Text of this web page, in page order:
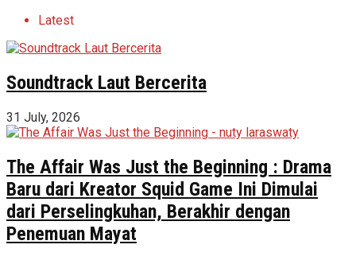
Latest
Soundtrack Laut Bercerita
31 July, 2026
The Affair Was Just the Beginning : Drama
Baru dari Kreator Squid Game Ini Dimulai
dari Perselingkuhan, Berakhir dengan
Penemuan Mayat